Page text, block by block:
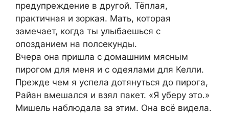
предупреждение в другой. Тёплая,
практичная и зоркая. Мать, которая
замечает, когда ты улыбаешься с
опозданием на полсекунды.
Вчера она пришла с домашним мясным
пирогом для меня и с одеялами для Келли.
Прежде чем я успела дотянуться до пирога,
Райан вмешался и взял пакет. «Я уберу это.»
Мишель наблюдала за этим. Она всё видела.